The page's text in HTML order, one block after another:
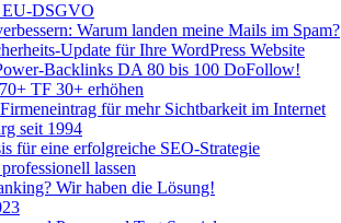
EU-DSGVO
Warum landen meine Mails im Spam?
Update für Ihre WordPress Website
Backlinks DA 80 bis 100 DoFollow!
TF 30+ erhöhen
für mehr Sichtbarkeit im Internet
seit 1994
für eine erfolgreiche SEO-Strategie
lassen
Wir haben die Lösung!